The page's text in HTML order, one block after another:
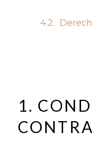
4.2.
1.